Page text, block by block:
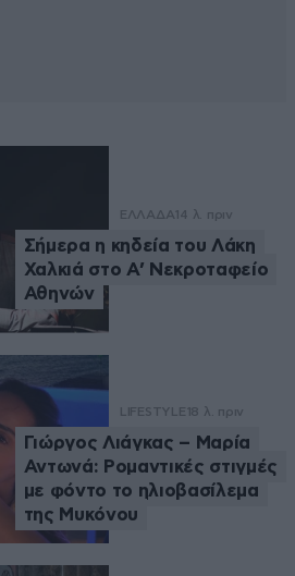
ΕΛΛΑΔΑ 14 λ. πριν
Σήμερα η κηδεία του Λάκη
Χαλκιά στο Α’ Νεκροταφείο
Αθηνών
LIFESTYLE 18 λ. πριν
Γιώργος Λιάγκας – Μαρία
Αντωνά: Ρομαντικές στιγμές
με φόντο το ηλιοβασίλεμα
της Μυκόνου